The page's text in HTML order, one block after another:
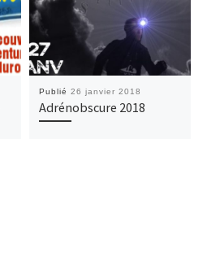
Publié 26 janvier 2018
Adrénobscure 2018